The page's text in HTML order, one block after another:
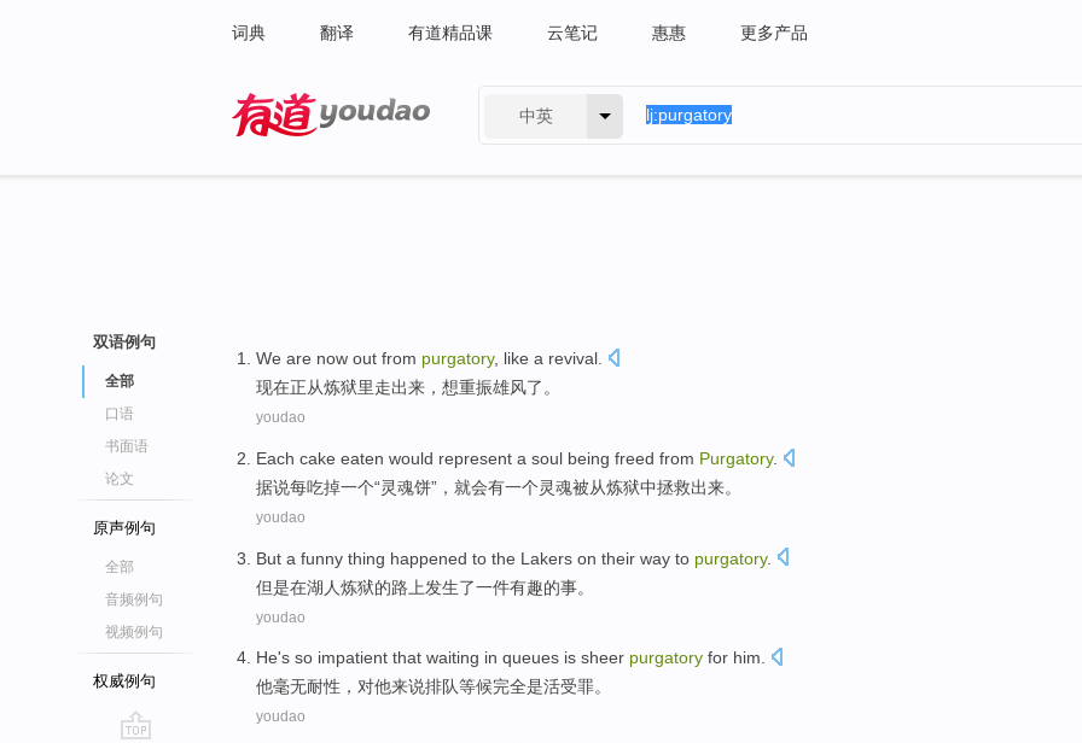
词典 翻译 有道精品课 云笔记 惠惠 更多产品
中英
双语例句
全部
口语
书面语
论文
原声例句
全部
音频例句
视频例句
权威例句
We are now out from purgatory, like a revival
现在正从炼狱里走出来 ， 想重振雄风了。
youdao
Each cake eaten would represent a soul being freed from Purgatory.
据说每吃掉一个“灵魂饼”， 就会有一个灵魂被从炼狱中拯救出来。
youdao
But a funny thing happened to the Lakers on their way to purgatory.
但是在湖人炼狱的路上发生了一件有趣的事。
youdao
He's so impatient that waiting in queues is sheer purgatory for him.
他毫无耐性 ， 对他来说排队等候完全是活受罪。
youdao